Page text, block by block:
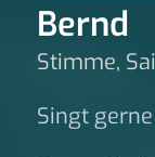
Bernd
Stimme,
Singt